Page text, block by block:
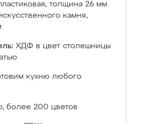
толщина 26 мм
камня,
ХДФ в цвет столешницы
кухню любого
более 200 цветов